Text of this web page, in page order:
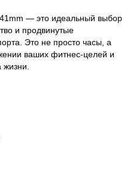
— это идеальный выбор
и продвинутые
Это не просто часы, а
ваших фитнес-целей и